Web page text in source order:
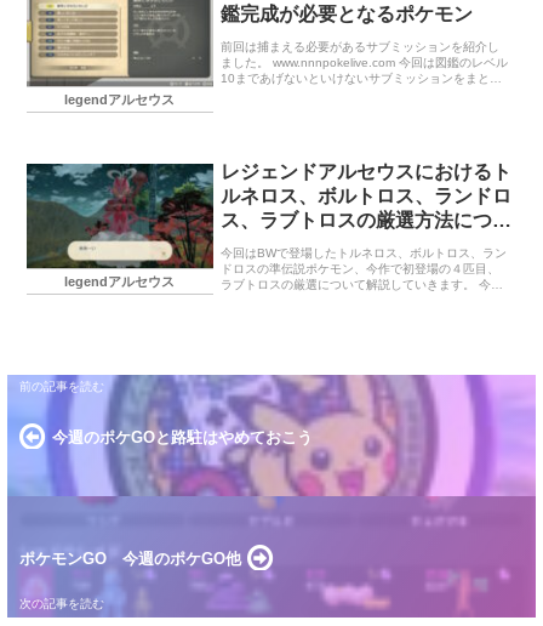
legendアルセウス
鑑完成が必要となるポケモン
前回は捕まえる必要があるサブミッションを紹介し
ました。 www.nnnpokelive.com 今回は図鑑のレベル
10まであげないといけないサブミッションをまとめ
legendアルセウス
レジェンドアルセウスにおけるト
ルネロス、ボルトロス、ランドロ
ス、ラブトロスの厳選方法につい
て
今回はBWで登場したトルネロス、ボルトロス、ラン
ドロスの準伝説ポケモン、今作で初登場の４匹目、
ラブトロスの厳選について解説していきます。 今ま
ロスが厳選できないので捕獲は必須となります。 ４
匹を厳選できるまで レジェンドアルセウスでは伝説
幻の色違いは出ない 厳選できるのは性格のみ ４匹の
おすすめ性格 厳選方法 まとめ
今週のポケGOと路駐はやめておこう
ポケモンGO 今週のポケGO他